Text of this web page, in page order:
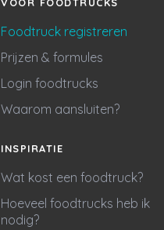
Foodtruck registreren
Prijzen & formules
Login foodtrucks
Waarom aansluiten?
INSPIRATIE
Wat kost een foodtruck?
Hoeveel foodtrucks heb ik
nodig?